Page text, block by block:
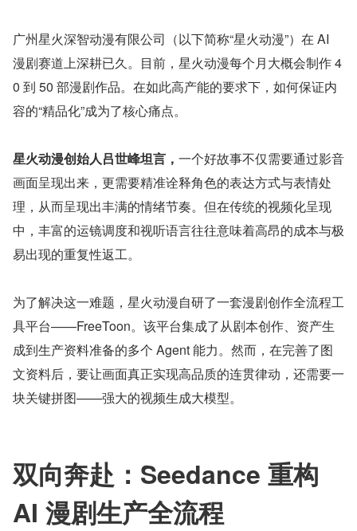
广州星火深智动漫有限公司（以下简称“星火动漫”）在 AI
漫剧赛道上深耕已久。目前，星火动漫每个月大概会制作 4
0 到 50 部漫剧作品。在如此高产能的要求下，如何保证内
容的“精品化”成为了核心痛点。
星火动漫创始人吕世峰坦言， 一个好故事不仅需要通过影音
画面呈现出来，更需要精准诠释角色的表达方式与表情处
理，从而呈现出丰满的情绪节奏。但在传统的视频化呈现
中，丰富的运镜调度和视听语言往往意味着高昂的成本与极
易出现的重复性返工。
为了解决这一难题，星火动漫自研了一套漫剧创作全流程工
具平台——FreeToon。该平台集成了从剧本创作、资产生
成到生产资料准备的多个 Agent 能力。然而，在完善了图
文资料后，要让画面真正实现高品质的连贯律动，还需要一
块关键拼图——强大的视频生成大模型。
双向奔赴：Seedance 重构
AI 漫剧生产全流程